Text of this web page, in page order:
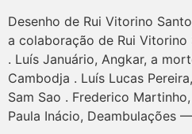
Desenho de Rui Vitorino
a colaboração de Rui Vitorino
. Luís Januário, Angkar, a
Cambodja . Luís Lucas
Sam Sao . Frederico
Paula Inácio, Deambulações